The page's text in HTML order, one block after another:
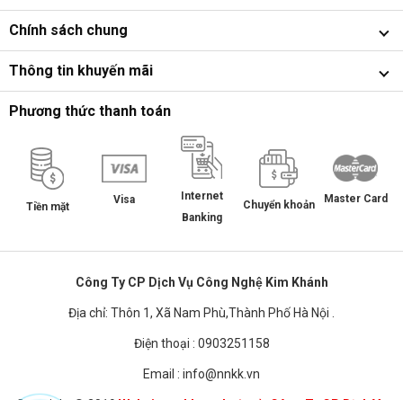
Chính sách chung
Thông tin khuyến mãi
Phương thức thanh toán
Tiền mặt
Visa
Internet
Banking
Chuyển khoản Master Card
Công Ty CP Dịch Vụ Công Nghệ Kim Khánh
Địa chỉ: Thôn 1, Xã Nam Phù,Thành Phố Hà Nội .
Điện thoại : 0903251158
Email : info@nnkk.vn